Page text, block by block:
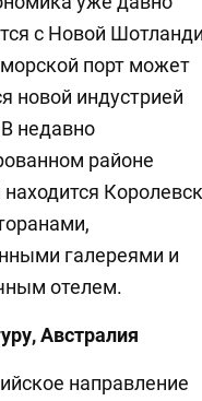
с Новой
порт может
новой индустрией
недавно
районе
галереями и
отелем.
Австралия
направление